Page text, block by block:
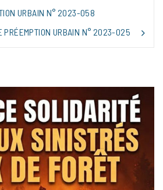
URBAIN N° 2023-058
PRÉEMPTION URBAIN N° 2023-025